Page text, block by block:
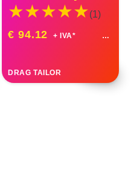
(1)
€ 94.12 + IVA*
DRAG TAILOR